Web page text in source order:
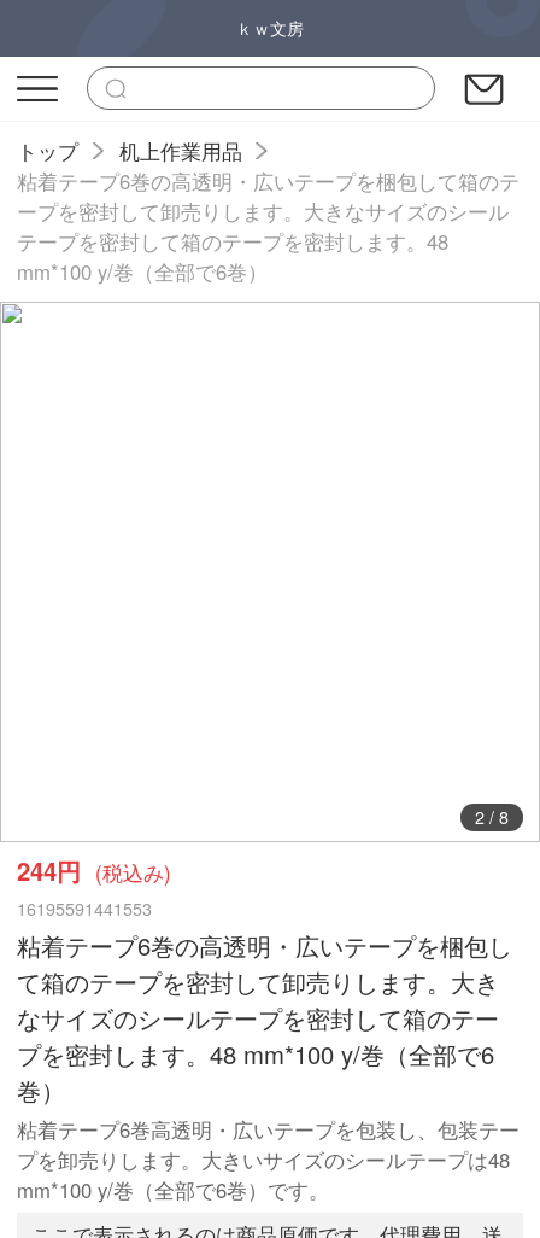
ｋｗ文房
トップ
机上作業用品
粘着テープ6巻の高透明・広いテープを梱包して箱のテ
ープを密封して卸売りします。大きなサイズのシール
テープを密封して箱のテープを密封します。48
mm*100 y/巻（全部で6巻）
2/ 8
244円 (税込み)
16195591441553
粘着テープ6巻の高透明・広いテープを梱包し
て箱のテープを密封して卸売りします。大き
なサイズのシールテープを密封して箱のテー
プを密封します。48 mm*100 y/巻（全部で6
巻）
粘着テープ6巻高透明・広いテープを包装し、包装テー
プを卸売りします。大きいサイズのシールテープは48
mm*100 y/巻（全部で6巻）です。